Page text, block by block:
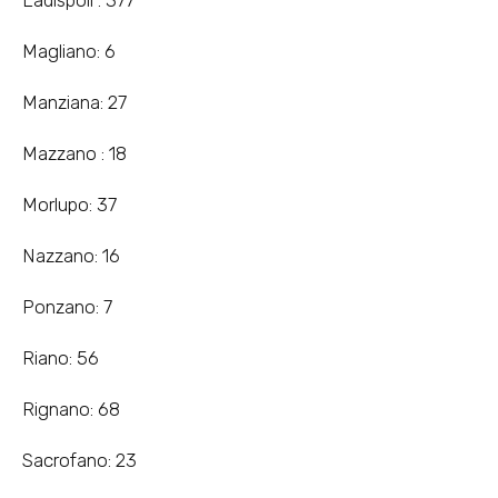
Magliano: 6
Manziana: 27
Mazzano : 18
Morlupo: 37
Nazzano: 16
Ponzano: 7
Riano: 56
Rignano: 68
Sacrofano: 23